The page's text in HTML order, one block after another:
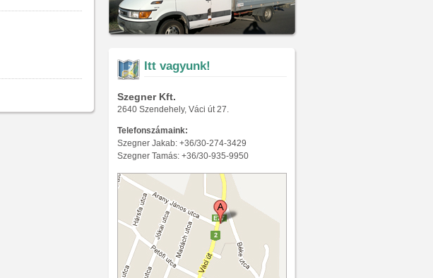
Itt vagyunk!
Szegner Kft.
2640 Szendehely, Váci út 27.
Telefonszámaink:
Szegner Jakab: +36/30-274-3429
Szegner Tamás: +36/30-935-9950